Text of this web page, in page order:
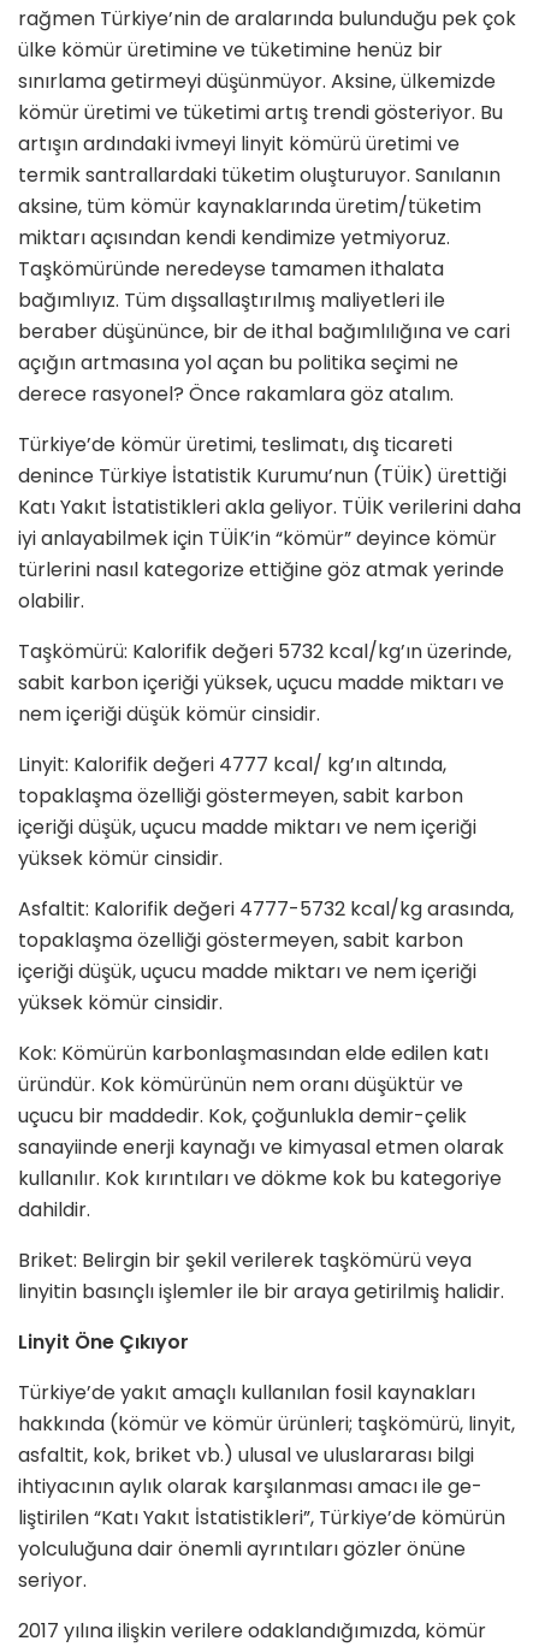
rağmen Türkiye’nin de aralarında bulunduğu pek çok
ülke kömür üretimine ve tüketimine henüz bir
sınırlama getirmeyi düşün­müyor. Aksine, ülkemizde
kömür üretimi ve tüketimi artış trendi gös­teriyor. Bu
artışın ardındaki ivmeyi linyit kömürü üretimi ve
termik santrallardaki tüketim oluşturuyor. Sanılanın
aksine, tüm kömür kay­naklarında üretim/tüketim
miktarı açısından kendi kendimize yetmi­yoruz.
Taşkömüründe neredeyse ta­mamen ithalata
bağımlıyız. Tüm dış­sallaştırılmış maliyetleri ile
beraber düşününce, bir de ithal bağımlılığına ve cari
açığın artmasına yol açan bu politika seçimi ne
derece rasyonel? Önce rakamlara göz atalım.
Türkiye’de kömür üretimi, teslima­tı, dış ticareti
denince Türkiye İsta­tistik Kurumu’nun (TÜİK) ürettiği
Katı Yakıt İstatistikleri akla geliyor. TÜİK verilerini daha
iyi anlayabil­mek için TÜİK’in “kömür” deyince kömür
türlerini nasıl kategorize etti­ğine göz atmak yerinde
olabilir.
Taşkömürü: Kalorifik değeri 5732 kcal/kg’ın üzerinde,
sabit karbon içeriği yüksek, uçucu madde miktarı ve
nem içeriği düşük kömür cinsidir.
Linyit: Kalorifik değeri 4777 kcal/ kg’ın altında,
topaklaşma özelliği göstermeyen, sabit karbon
içeriği düşük, uçucu madde miktarı ve nem içeriği
yüksek kömür cinsidir.
Asfaltit: Kalorifik değeri 4777-5732 kcal/kg arasında,
topaklaşma özelli­ği göstermeyen, sabit karbon
içeriği düşük, uçucu madde miktarı ve nem içeriği
yüksek kömür cinsidir.
Kok: Kömürün karbonlaşmasından elde edilen katı
üründür. Kok kömürünün nem oranı düşüktür ve
uçucu bir maddedir. Kok, çoğunlukla demir-çelik
sanayiinde enerji kaynağı ve kimyasal etmen olarak
kullanılır. Kok kırıntıları ve dökme kok bu kategoriye
dahildir.
Briket: Belirgin bir şekil verilerek taşkömürü veya
linyitin basınçlı iş­lemler ile bir araya getirilmiş halidir.
Linyit Öne Çıkıyor
Türkiye’de yakıt amaçlı kullanılan fosil kaynakları
hakkında (kömür ve kömür ürünleri; taşkömürü, lin­yit,
asfaltit, kok, briket vb.) ulusal ve uluslararası bilgi
ihtiyacının aylık olarak karşılanması amacı ile ge­
liştirilen “Katı Yakıt İstatistikleri”, Türkiye’de kömürün
yolculuğuna dair önemli ayrıntıları gözler önüne
seriyor.
2017 yılına ilişkin verilere odaklan­dığımızda, kömür